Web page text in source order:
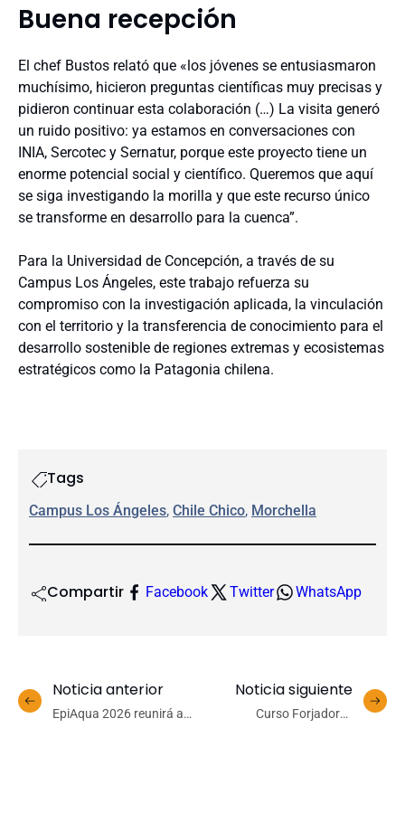
Buena recepción
El chef Bustos relató que «los jóvenes se entusiasmaron
muchísimo, hicieron preguntas científicas muy precisas y
pidieron continuar esta colaboración (…) La visita generó
un ruido positivo: ya estamos en conversaciones con
INIA, Sercotec y Sernatur, porque este proyecto tiene un
enorme potencial social y científico. Queremos que aquí
se siga investigando la morilla y que este recurso único
se transforme en desarrollo para la cuenca”.
Para la Universidad de Concepción, a través de su
Campus Los Ángeles, este trabajo refuerza su
compromiso con la investigación aplicada, la vinculación
con el territorio y la transferencia de conocimiento para el
desarrollo sostenible de regiones extremas y ecosistemas
estratégicos como la Patagonia chilena.
Tags
Campus Los Ángeles, Chile Chico, Morchella
Compartir Facebook Twitter WhatsApp
Noticia anterior
EpiAqua 2026 reunirá a
Noticia siguiente
Curso Forjadores